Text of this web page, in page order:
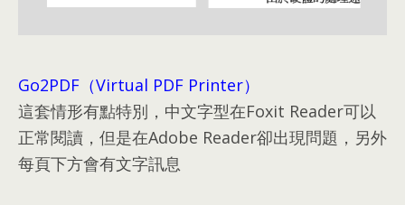
Go2PDF（Virtual PDF Printer）
這套情形有點特別 ， 中文字型在Foxit Reader可以
正常閱讀 ， 但是在Adobe Reader卻出現問題 ， 另外
每頁下方會有文字訊息